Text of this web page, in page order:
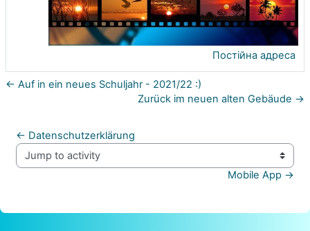
Постійна адреса
← Auf in ein neues Schuljahr - 2021/22 :)
Zurück im neuen alten Gebäude →
← Datenschutzerklärung
Jump to activity
Mobile App →